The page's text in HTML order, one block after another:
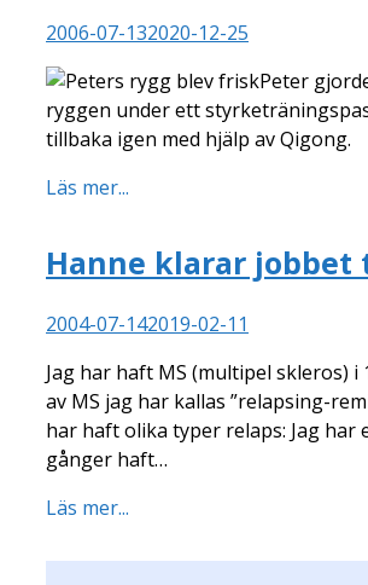
2006-07-132020-12-25
Peter
ryggen under ett
tillbaka igen med hjälp av Qigong.
Läs mer...
Hanne klarar jobbet
2004-07-142019-02-11
Jag har haft MS (multipel skleros) i
av MS jag har kallas ”relapsing-
har haft olika typer relaps: Jag har
gånger haft…
Läs mer...